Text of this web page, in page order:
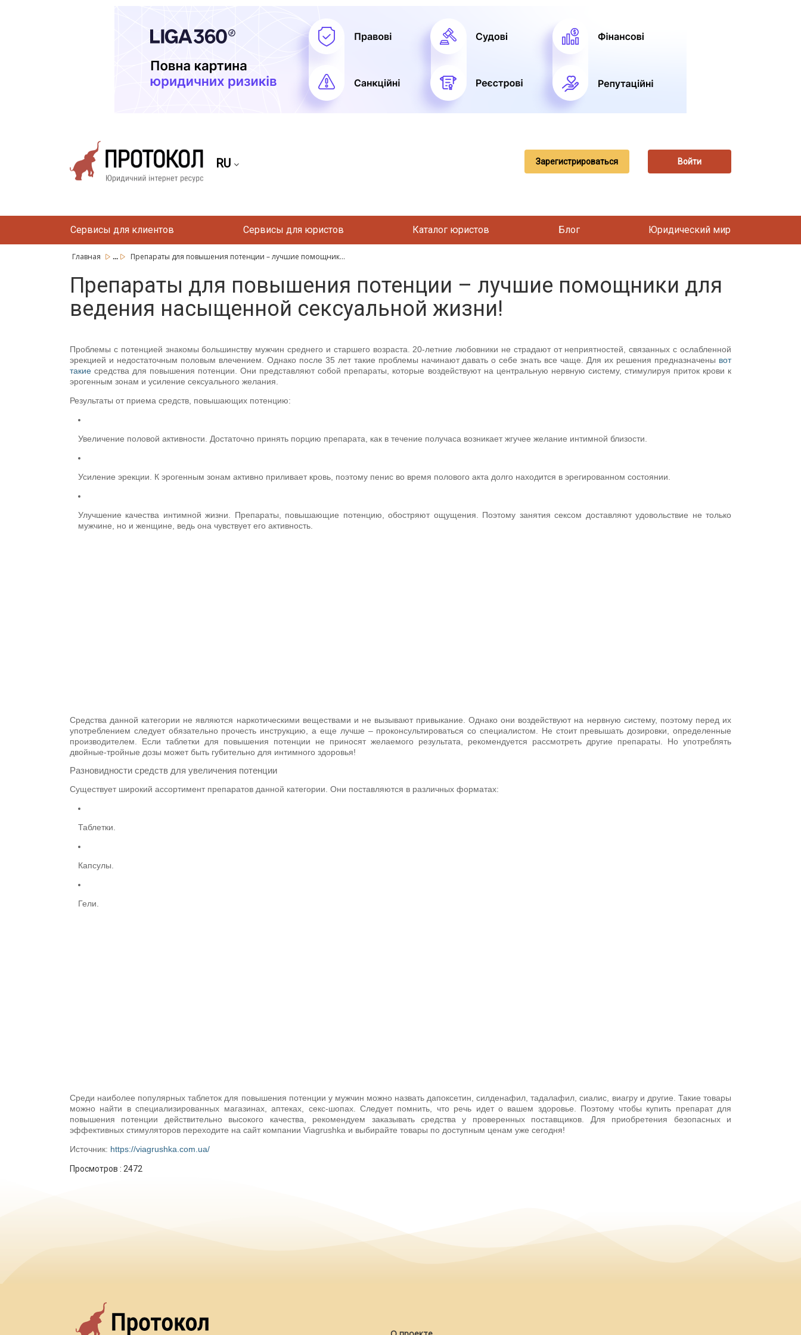
RU Зарегистрироваться Войти
Сервисы для клиентов Сервисы для юристов Каталог юристов Блог Юридический мир
Главная ... Препараты для повышения потенции – лучшие помощник...
Препараты для повышения потенции – лучшие помощники для
ведения насыщенной сексуальной жизни!
Проблемы с потенцией знакомы большинству мужчин среднего и старшего возраста. 20-летние любовники не страдают от неприятностей, связанных с ослабленной
эрекцией и недостаточным половым влечением. Однако после 35 лет такие проблемы начинают давать о себе знать все чаще. Для их решения предназначены вот
такие средства для повышения потенции. Они представляют собой препараты, которые воздействуют на центральную нервную систему, стимулируя приток крови к
эрогенным зонам и усиление сексуального желания.
Результаты от приема средств, повышающих потенцию:
Увеличение половой активности. Достаточно принять порцию препарата, как в течение получаса возникает жгучее желание интимной близости.
Усиление эрекции. К эрогенным зонам активно приливает кровь, поэтому пенис во время полового акта долго находится в эрегированном состоянии.
Улучшение качества интимной жизни. Препараты, повышающие потенцию, обостряют ощущения. Поэтому занятия сексом доставляют удовольствие не только
мужчине, но и женщине, ведь она чувствует его активность.
Средства данной категории не являются наркотическими веществами и не вызывают привыкание. Однако они воздействуют на нервную систему, поэтому перед их
употреблением следует обязательно прочесть инструкцию, а еще лучше – проконсультироваться со специалистом. Не стоит превышать дозировки, определенные
производителем. Если таблетки для повышения потенции не приносят желаемого результата, рекомендуется рассмотреть другие препараты. Но употреблять
двойные-тройные дозы может быть губительно для интимного здоровья!
Разновидности средств для увеличения потенции
Существует широкий ассортимент препаратов данной категории. Они поставляются в различных форматах:
Таблетки.
Капсулы.
Гели.
Среди наиболее популярных таблеток для повышения потенции у мужчин можно назвать дапоксетин, силденафил, тадалафил, сиалис, виагру и другие. Такие товары
можно найти в специализированных магазинах, аптеках, секс-шопах. Следует помнить, что речь идет о вашем здоровье. Поэтому чтобы купить препарат для
повышения потенции действительно высокого качества, рекомендуем заказывать средства у проверенных поставщиков. Для приобретения безопасных и
эффективных стимуляторов переходите на сайт компании Viagrushka и выбирайте товары по доступным ценам уже сегодня!
Источник: https://viagrushka.com.ua/
Просмотров : 2472